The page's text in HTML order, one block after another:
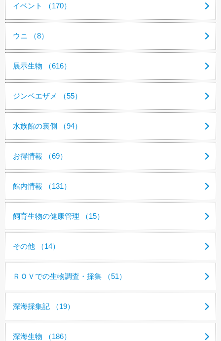
イベント （170）
ウニ （8）
展示生物 （616）
ジンベエザメ （55）
水族館の裏側 （94）
お得情報 （69）
館内情報 （131）
飼育生物の健康管理 （15）
その他 （14）
ＲＯＶでの生物調査・採集 （51）
深海採集記 （19）
深海生物 （186）